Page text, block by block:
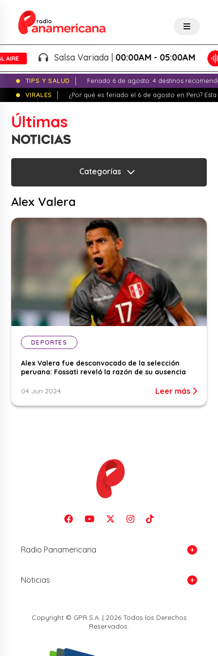
Salsa Variada | 00:00AM - 05:00AM
TIPS Y SALUD
Feriado 6 de agosto: 4 destinos
VIRALES
¿Por qué es feriado el 6 de agosto en Perú?
Últimas
NOTICIAS
Categorías
Alex Valera
DEPORTES
Alex Valera fue desconvocado de la selección
peruana: Fossati reveló la razón de su ausencia
04 Jun 2024 Leer más
Radio Panamericana
Noticias
Copyright © GPR S.A. | 2026 Todos los Derechos
Reservados.